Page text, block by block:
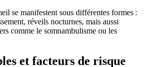
se manifestent sous différentes formes :
réveils nocturnes, mais aussi
comme le somnambulisme ou les
et facteurs de risque